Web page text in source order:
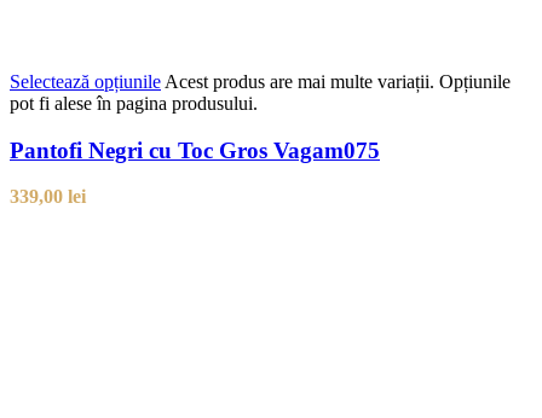
Selectează opțiunile Acest produs are mai multe variații. Opțiunile
pot fi alese în pagina produsului.
Pantofi Negri cu Toc Gros Vagam075
339,00 lei